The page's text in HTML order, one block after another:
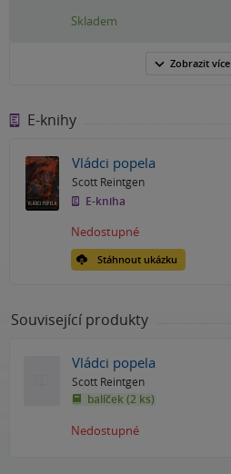
Skladem
Zobrazit více
E-knihy
Vládci popela
Scott Reintgen
E-kniha
Stáhnout ukázku
Nedostupné
Související produkty
Vládci popela
Scott Reintgen
balíček (2 ks)
Nedostupné